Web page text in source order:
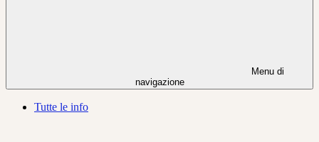
Menu di
navigazione
Tutte le info